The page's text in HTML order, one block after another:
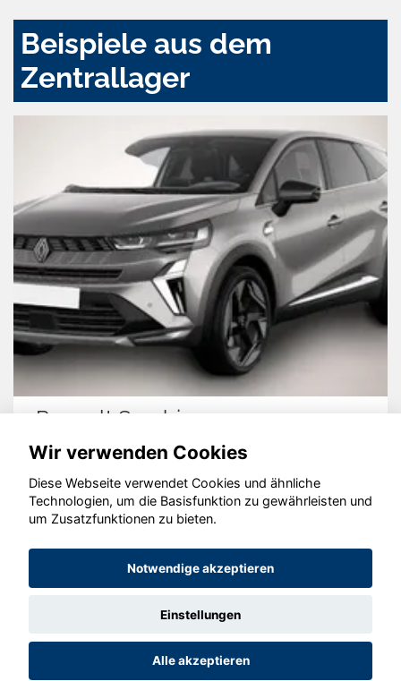
Beispiele aus dem
Zentrallager
Renault Symbioz
© konjunkturmotor.de GmbH 2020 - 2026
Wir verwenden Cookies
Diese Webseite verwendet Cookies und ähnliche
Technologien, um die Basisfunktion zu gewährleisten und
um Zusatzfunktionen zu bieten.
Notwendige akzeptieren
Einstellungen
Alle akzeptieren